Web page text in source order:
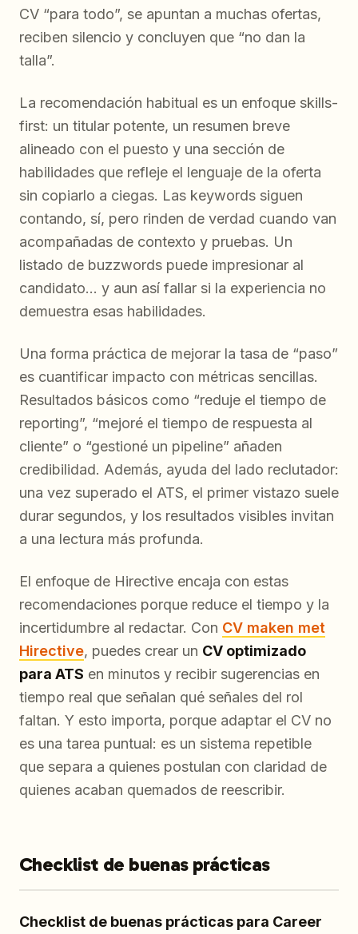
CV “para todo”, se apuntan a muchas ofertas,
reciben silencio y concluyen que “no dan la
talla”.
La recomendación habitual es un enfoque skills-
first: un titular potente, un resumen breve
alineado con el puesto y una sección de
habilidades que refleje el lenguaje de la oferta
sin copiarlo a ciegas. Las keywords siguen
contando, sí, pero rinden de verdad cuando van
acompañadas de contexto y pruebas. Un
listado de buzzwords puede impresionar al
candidato… y aun así fallar si la experiencia no
demuestra esas habilidades.
Una forma práctica de mejorar la tasa de “paso”
es cuantificar impacto con métricas sencillas.
Resultados básicos como “reduje el tiempo de
reporting”, “mejoré el tiempo de respuesta al
cliente” o “gestioné un pipeline” añaden
credibilidad. Además, ayuda del lado reclutador:
una vez superado el ATS, el primer vistazo suele
durar segundos, y los resultados visibles invitan
a una lectura más profunda.
El enfoque de Hirective encaja con estas
recomendaciones porque reduce el tiempo y la
incertidumbre al redactar. Con CV maken met
Hirective, puedes crear un CV optimizado
para ATS en minutos y recibir sugerencias en
tiempo real que señalan qué señales del rol
faltan. Y esto importa, porque adaptar el CV no
es una tarea puntual: es un sistema repetible
que separa a quienes postulan con claridad de
quienes acaban quemados de reescribir.
Checklist de buenas prácticas
Checklist de buenas prácticas para Career